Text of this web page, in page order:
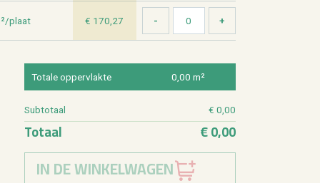
plaat € 170,27
To­ta­le op­per­vlak­te 0,00 m²
Sub­to­taal € 0,00
To­taal € 0,00
IN DE WINKELWAGEN